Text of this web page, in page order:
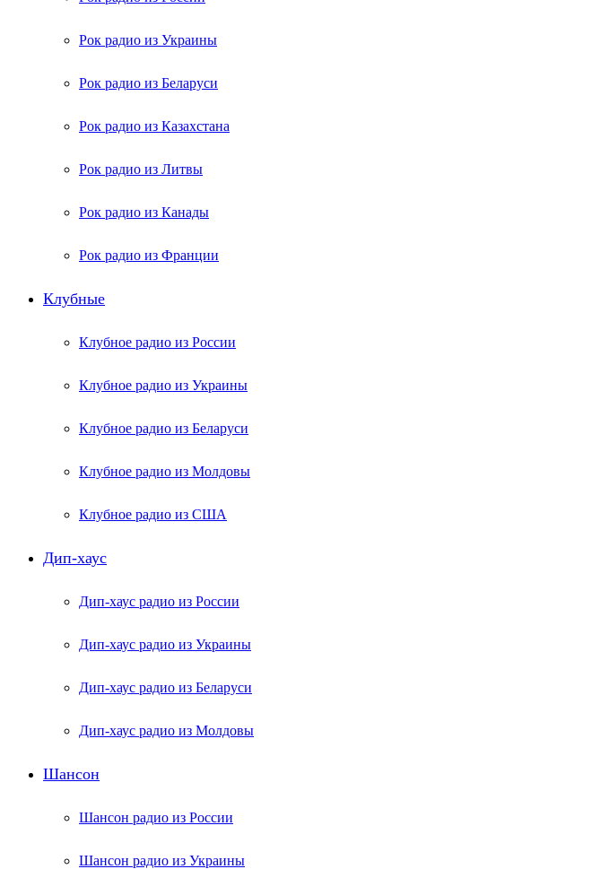
Рок радио из Украины
Рок радио из Беларуси
Рок радио из Казахстана
Рок радио из Литвы
Рок радио из Канады
Рок радио из Франции
Клубные
Клубное радио из России
Клубное радио из Украины
Клубное радио из Беларуси
Клубное радио из Молдовы
Клубное радио из США
Дип-хаус
Дип-хаус радио из России
Дип-хаус радио из Украины
Дип-хаус радио из Беларуси
Дип-хаус радио из Молдовы
Шансон
Шансон радио из России
Шансон радио из Украины